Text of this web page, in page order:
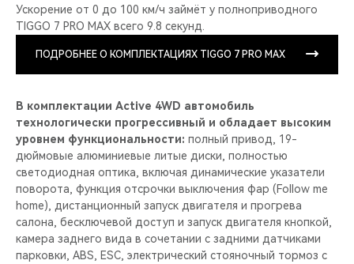
Ускорение от 0 до 100 км/ч займёт у полноприводного
TIGGO 7 PRO MAX всего 9.8 секунд.
ПОДРОБНЕЕ О КОМПЛЕКТАЦИЯХ TIGGO 7 PRO MAX
В комплектации Active 4WD автомобиль
технологически прогрессивный и обладает высоким
уровнем функциональности: полный привод, 19-
дюймовые алюминиевые литые диски, полностью
светодиодная оптика, включая динамические указатели
поворота, функция отсрочки выключения фар (Follow me
home), дистанционный запуск двигателя и прогрева
салона, бесключевой доступ и запуск двигателя кнопкой,
камера заднего вида в сочетании с задними датчиками
парковки, ABS, ESC, электрический стояночный тормоз с